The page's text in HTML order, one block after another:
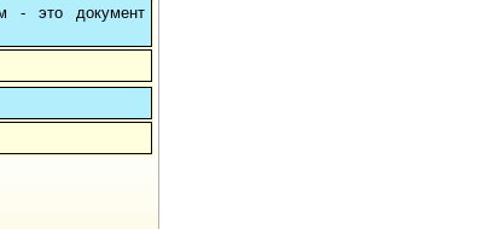
- это документ